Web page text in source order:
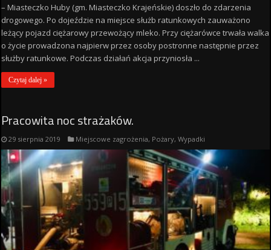
– Miasteczko Huby (gm. Miasteczko Krajeńskie) doszło do zdarzenia
drogowego. Po dojeździe na miejsce służb ratunkowych zauważono
leżący pojazd ciężarowy przewożący mleko. Przy ciężarówce trwała walka
o życie prowadzona najpierw przez osoby postronne następnie przez
służby ratunkowe. Podczas działań akcja przyniosła ...
Czytaj dalej »
Pracowita noc strażaków.
29 sierpnia 2019 Miejscowe zagrożenia, Pożary,Wypadki